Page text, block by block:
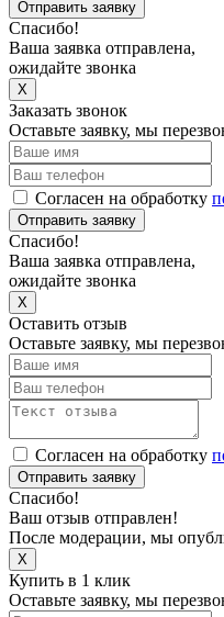
Отправить заявку
Спасибо!
Ваша заявка отправлена,
ожидайте звонка
X
Заказать звонок
Оставьте заявку, мы
Согласен на обработку
Отправить заявку
Спасибо!
Ваша заявка отправлена,
ожидайте звонка
X
Оставить отзыв
Оставьте заявку, мы
Согласен на обработку
Отправить заявку
Спасибо!
Ваш отзыв отправлен!
После модерации, мы
X
Купить в 1 клик
Оставьте заявку, мы